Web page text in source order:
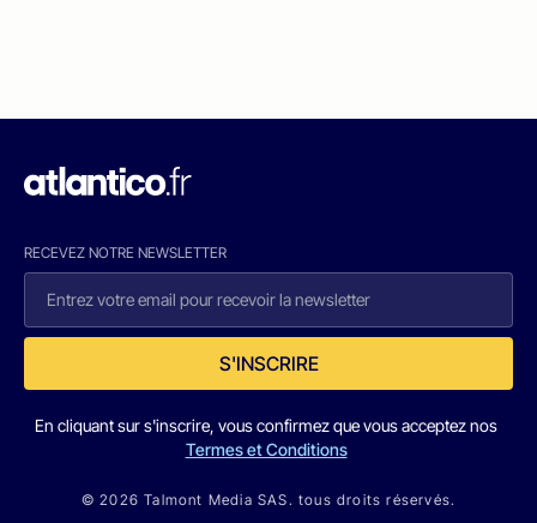
RECEVEZ NOTRE NEWSLETTER
S'INSCRIRE
En cliquant sur s'inscrire, vous confirmez que vous acceptez nos
Termes et Conditions
© 2026 Talmont Media SAS. tous droits réservés.